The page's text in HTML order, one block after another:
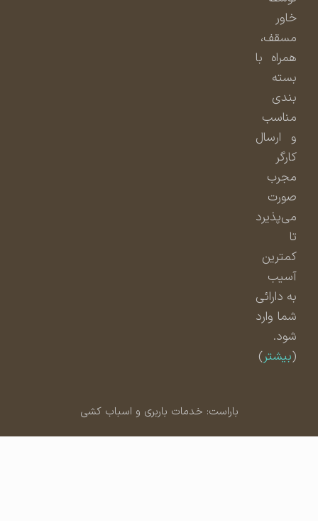
مسقف،
همراه با
بسته
بندی
مناسب
و ارسال
مجرب
صورت
می‌پذیرد
کمترین
آسیب
به دارائی
شما وارد
شود.
بیشتر)
باراست: خدمات باربری و اسباب کشی